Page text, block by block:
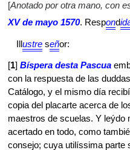
[Anotado por otra mano, con
XV de mayo 1570. Respond
ustreseñor:
[1]Bíspera desta Pascua
con la respuesta de las
Catálogo, y el mismo día
copia del placarte acerca de
maestros de scuelas. Y leýdo
acertado en todo, como
consejo; cuya utilíssima parte